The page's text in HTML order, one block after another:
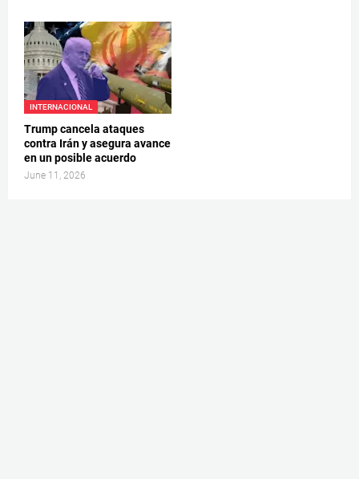
INTERNACIONAL
Trump cancela ataques
contra Irán y asegura avance
en un posible acuerdo
June 11, 2026